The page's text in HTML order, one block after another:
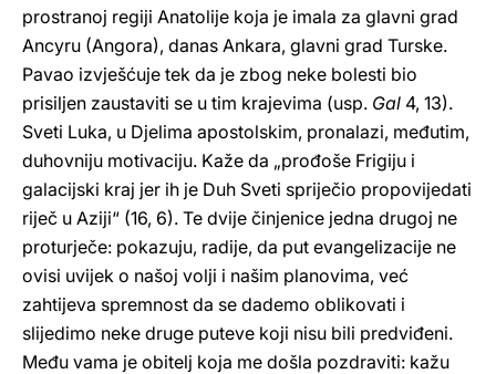
prostranoj regiji Anatolije koja je imala za glavni grad
Ancyru (Angora), danas Ankara, glavni grad Turske.
Pavao izvješćuje tek da je zbog neke bolesti bio
prisiljen zaustaviti se u tim krajevima (usp. Gal 4, 13).
Sveti Luka, u Djelima apostolskim, pronalazi, međutim,
duhovniju motivaciju. Kaže da „prođoše Frigiju i
galacijski kraj jer ih je Duh Sveti spriječio propovijedati
riječ u Aziji“ (16, 6). Te dvije činjenice jedna drugoj ne
proturječe: pokazuju, radije, da put evangelizacije ne
ovisi uvijek o našoj volji i našim planovima, već
zahtijeva spremnost da se dademo oblikovati i
slijedimo neke druge puteve koji nisu bili predviđeni.
Među vama je obitelj koja me došla pozdraviti: kažu